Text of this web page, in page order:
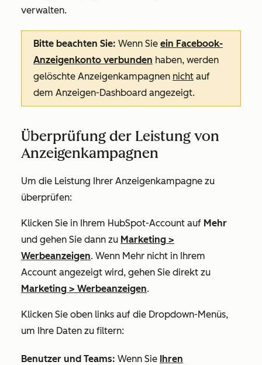
verwalten.
Bitte beachten Sie: Wenn Sie ein Facebook-
Anzeigenkonto verbunden haben, werden
gelöschte Anzeigenkampagnen nicht auf
dem Anzeigen-Dashboard angezeigt.
Überprüfung der Leistung von
Anzeigenkampagnen
Um die Leistung Ihrer Anzeigenkampagne zu
überprüfen:
Klicken Sie in Ihrem HubSpot-Account auf Mehr
und gehen Sie dann zu Marketing >
Werbeanzeigen. Wenn Mehr nicht in Ihrem
Account angezeigt wird, gehen Sie direkt zu
Marketing > Werbeanzeigen.
Klicken Sie oben links auf die Dropdown-Menüs,
um Ihre Daten zu filtern:
Benutzer und Teams: Wenn Sie Ihren